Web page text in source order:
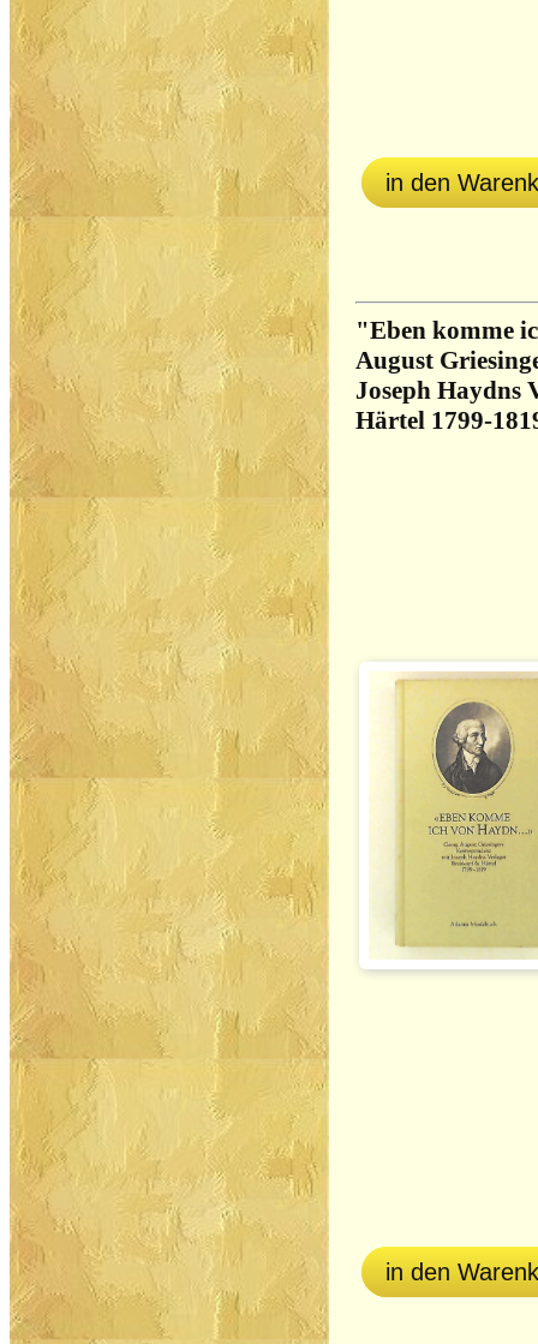
in den
"Eben komme
August
Joseph Haydns
Härtel 1799-
in den